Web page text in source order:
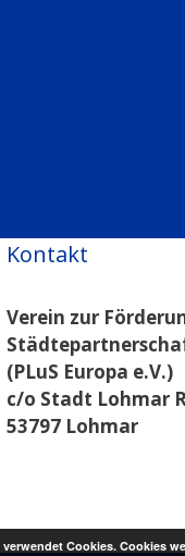
Kontakt
Verein zur
(PLuS Europa e.V.)
c/o Stadt Lohmar
53797 Lohmar
verwendet Cookies. Cookies